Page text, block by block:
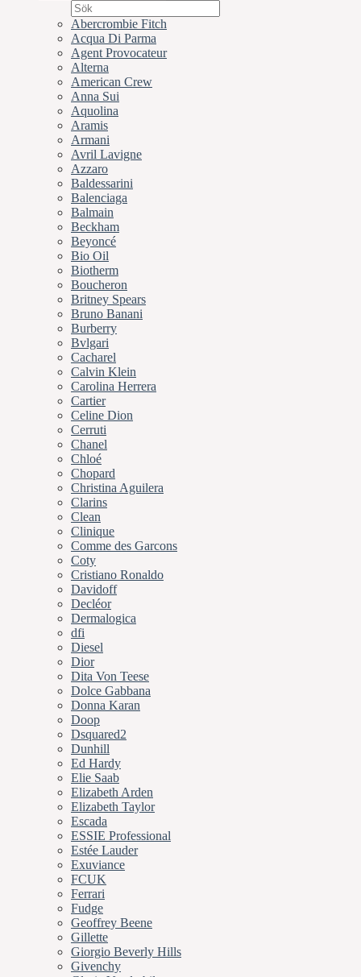
Abercrombie Fitch
Acqua Di Parma
Agent Provocateur
Alterna
American Crew
Anna Sui
Aquolina
Aramis
Armani
Avril Lavigne
Azzaro
Baldessarini
Balenciaga
Balmain
Beckham
Beyoncé
Bio Oil
Biotherm
Boucheron
Britney Spears
Bruno Banani
Burberry
Bvlgari
Cacharel
Calvin Klein
Carolina Herrera
Cartier
Celine Dion
Cerruti
Chanel
Chloé
Chopard
Christina Aguilera
Clarins
Clean
Clinique
Comme des Garcons
Coty
Cristiano Ronaldo
Davidoff
Decléor
Dermalogica
dfi
Diesel
Dior
Dita Von Teese
Dolce Gabbana
Donna Karan
Doop
Dsquared2
Dunhill
Ed Hardy
Elie Saab
Elizabeth Arden
Elizabeth Taylor
Escada
ESSIE Professional
Estée Lauder
Exuviance
FCUK
Ferrari
Fudge
Geoffrey Beene
Gillette
Giorgio Beverly Hills
Givenchy